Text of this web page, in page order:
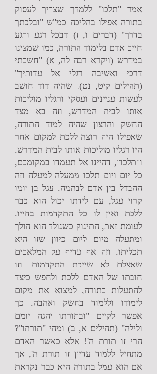
אמר "תלכו" ללמדך שצריך לעסוק
בתורה אפילו בהליכה כמ"ש "ובלכתך
בדרך" (דברים ו, ז) דבכל רגע ורגע
חייב אדם בלימוד התורה, כמו שמצינו
במדרש (ויקרא רבה לה, א) "חשבתי
דרכי ואשיבה רגלי אל עדותיך"
(תהילים קיט, נט), שהיה דוד חושב
לעשות עניינים ועסקי ורגליו מוליכות
אותו לבית המדרש, וזה בא מצד
החשק והרצון שהיה למוד התורה,
שאפילו היה רוצה ללכת למקום אחר
היו רגליו מוליכות אותו לבית המדרש.
ו"תלכו", דהיינו אל תעמדו במקומכם,
כל יום ויום תלכו ממעלה למעלה וזה
ההבדל בין אדם לבהמה. עגל בן יומו
קרוי עגל, עם לידתו יכול הוא כבר
ללכת ואין לו כל התקדמות בחייו.
לעומת זאת, התינוק כשנולד הוא הולך
ומתעלה מיום ליום כיוון שזו היא
תכליתו. וזה אף עדיף על המלאכים
שאצלם לא שייכת התקדמות. וזו
חובתו של האדם ללכת ולחפש כיצד
להתעלות בתורה, למצוא את מקום
לימודו וללמוד בחשק ואהבה. כך
אפשר לקיים "ובתורתו יהגה יומם
ולילה" (תהילים א, ב) ומהי "תורתו"?
הרי זו תורת ה'! אלא כאשר האדם
מתחיל ללמוד עדיין זו תורת ה', אך
אם הוא עמל בתורה היא כבר נקראת